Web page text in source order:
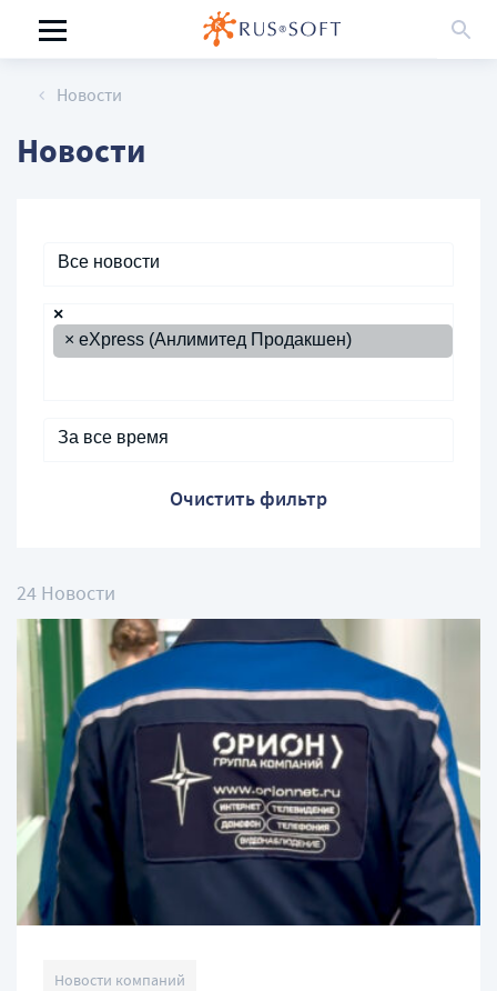
Новости
Новости
Все новости
×
× eXpress (Анлимитед Продакшен)
За все время
Очистить фильтр
24 Новости
Новости компаний